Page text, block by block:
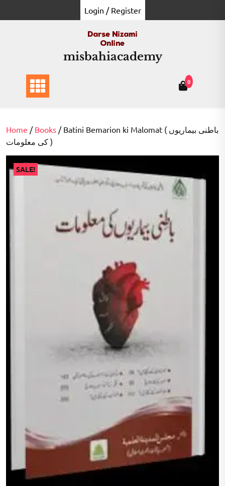
to
Login / Register
misbahiacademy
0
Home / Books / Batini Bemarion ki Malomat ( باطنی بیماریوں
کی معلومات )
SALE!